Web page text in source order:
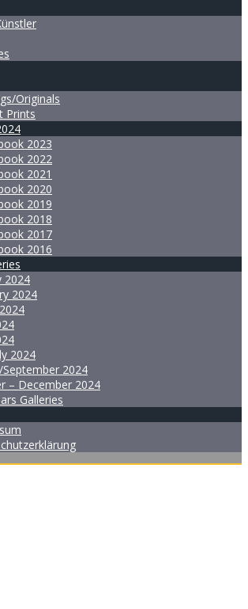
Originals
Prints
2023
2022
2021
2020
2019
2018
2017
2016
2024
2024
2024
2024
– December 2024
Galleries